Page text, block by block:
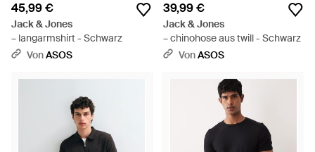
45,99 €
Jack & Jones
– langarmshirt - Schwarz
VonASOS
39,99 €
Jack & Jones
– chinohose aus twill - Schwarz
VonASOS